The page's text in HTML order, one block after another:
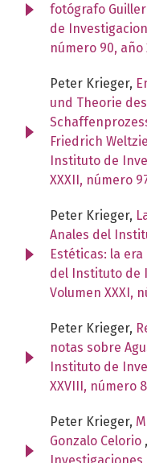
fotógrafo
de
número 90, año
Peter Krieger,
und Theorie
Friedrich
Instituto de
XXXII, número
Peter Krieger,
Anales del
Estéticas: la
del Instituto de
Volumen XXXI,
Peter Krieger,
notas sobre
Instituto de
XXVIII, número
Peter Krieger,
Gonzalo Celorio ,
Investigaciones